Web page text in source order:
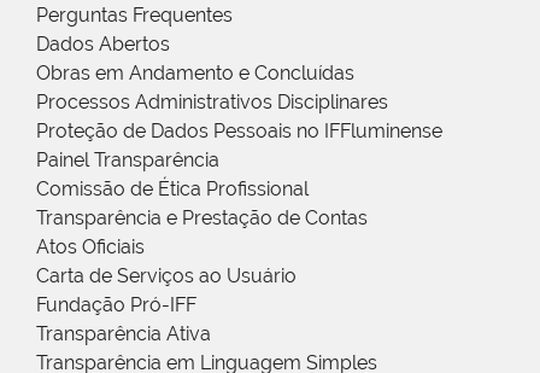
Perguntas Frequentes
Dados Abertos
Obras em Andamento e Concluídas
Processos Administrativos Disciplinares
Proteção de Dados Pessoais no IFFluminense
Painel Transparência
Comissão de Ética Profissional
Transparência e Prestação de Contas
Atos Oficiais
Carta de Serviços ao Usuário
Fundação Pró-IFF
Transparência Ativa
Transparência em Linguagem Simples